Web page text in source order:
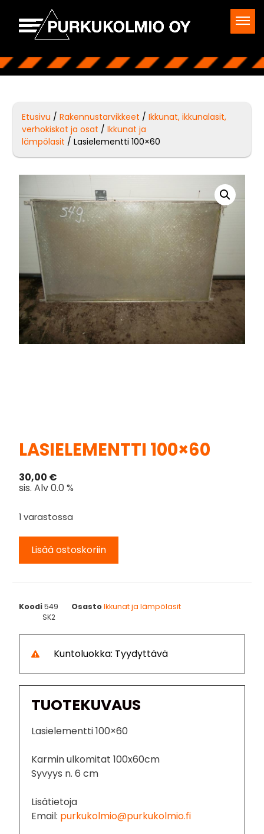
Etusivu /Rakennustarvikkeet /Ikkunat, ikkunalasit,
verhokiskot ja osat /Ikkunat ja
lämpölasit / Lasielementti 100×60
LASIELEMENTTI 100×60
30,00 €
sis. Alv 0.0 %
1 varastossa
Lisää ostoskoriin
Koodi549 OsastoIkkunat ja lämpölasit
SK2
Kuntoluokka: Tyydyttävä
TUOTEKUVAUS
Lasielementti 100×60
Karmin ulkomitat 100x60cm
Syvyys n. 6 cm
Lisätietoja
Email: purkukolmio@purkukolmio.fi